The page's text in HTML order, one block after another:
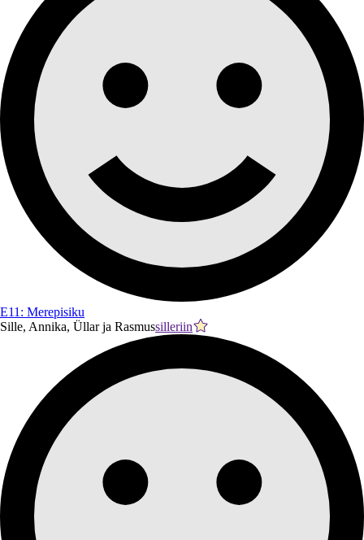
E11: Merepisiku
Sille, Annika, Üllar ja Rasmussilleriin